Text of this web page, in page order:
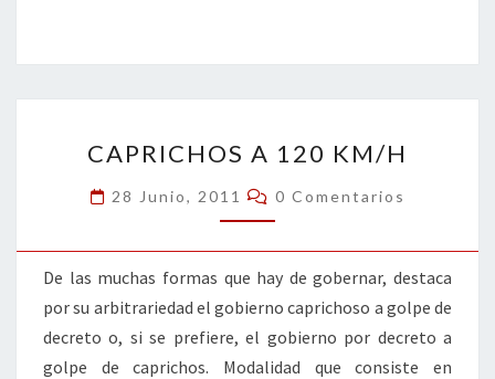
o
o
k
er dI
n
l
p
ar
tir
A
120
KM/H
CAPRICHOS A 120 KM/H
28 Junio, 2011 Comentarios
0 Comentarios
De las muchas formas que hay de gobernar, destaca
por su arbitrariedad el gobierno caprichoso a golpe de
decreto o, si se prefiere, el gobierno por decreto a
golpe de caprichos. Modalidad que consiste en